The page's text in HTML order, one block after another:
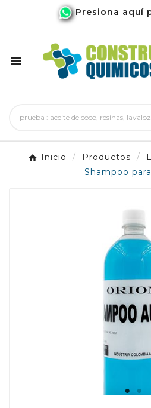
Presiona aquí

Inicio Productos
Shampoo